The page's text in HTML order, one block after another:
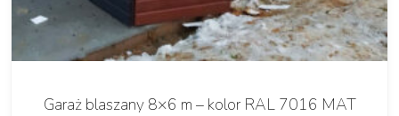
Garaż blaszany 8×6 m – kolor RAL 7016 MAT